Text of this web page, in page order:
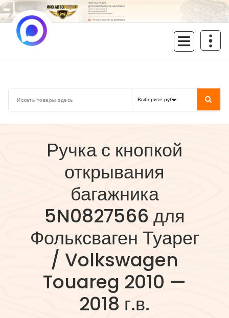
Перейти
к
содержимому
Ручка с кнопкой
открывания
багажника
5N0827566 для
Фольксваген Туарег
/ Volkswagen
Touareg 2010 —
2018 г.в.